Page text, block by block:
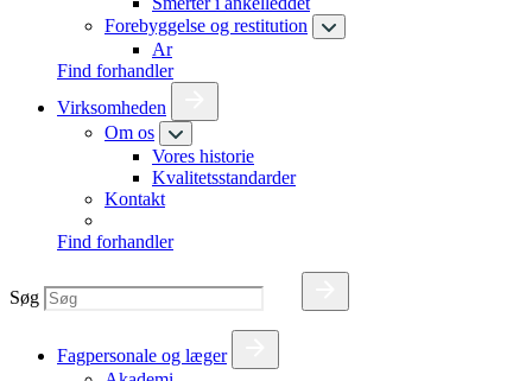
Forebyggelse og restitution
Ar
Find forhandler
Virksomheden
Om os
Vores historie
Kvalitetsstandarder
Kontakt
Find forhandler
Søg
Fagpersonale og læger